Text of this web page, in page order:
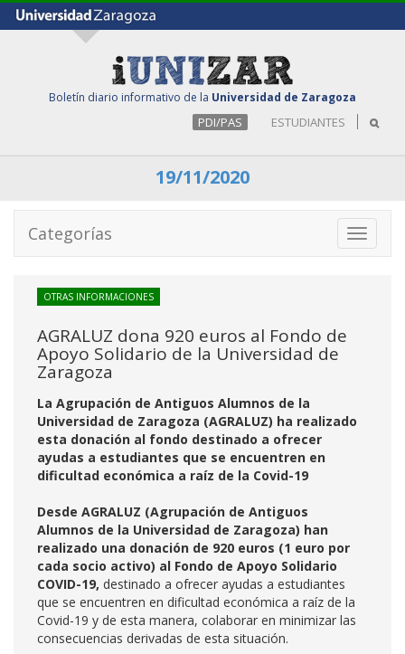
Boletín diario informativo de la Universidad de Zaragoza
PDI/PAS ESTUDIANTES
19/11/2020
Toggle
Categorías
OTRAS INFORMACIONES
AGRALUZ dona 920 euros al Fondo de
Apoyo Solidario de la Universidad de
Zaragoza
La Agrupación de Antiguos Alumnos de la
Universidad de Zaragoza (AGRALUZ) ha realizado
esta donación al fondo destinado a ofrecer
ayudas a estudiantes que se encuentren en
dificultad económica a raíz de la Covid-19
Desde AGRALUZ (Agrupación de Antiguos
Alumnos de la Universidad de Zaragoza) han
realizado una donación de 920 euros (1 euro por
cada socio activo) al Fondo de Apoyo Solidario
COVID-19, destinado a ofrecer ayudas a estudiantes
que se encuentren en dificultad económica a raíz de la
Covid-19 y de esta manera, colaborar en minimizar las
consecuencias derivadas de esta situación.